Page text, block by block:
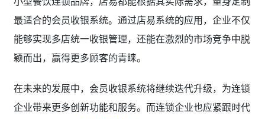
最适合的会员收银系统。通过店易系统的应用，企业不仅
能够实现多店统一收银管理，还能在激烈的市场竞争中脱
颖而出，赢得更多顾客的青睐。
在未来的发展中，会员收银系统将继续迭代升级，为连锁
企业带来更多创新功能和服务。而连锁企业也应紧跟时代